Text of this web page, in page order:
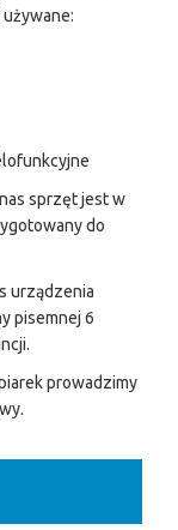
sprzęt jest w
do
urządzenia
pisemnej 6
prowadzimy